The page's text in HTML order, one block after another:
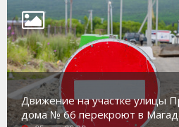
Движение на участке улицы
дома № 66 перекроют в